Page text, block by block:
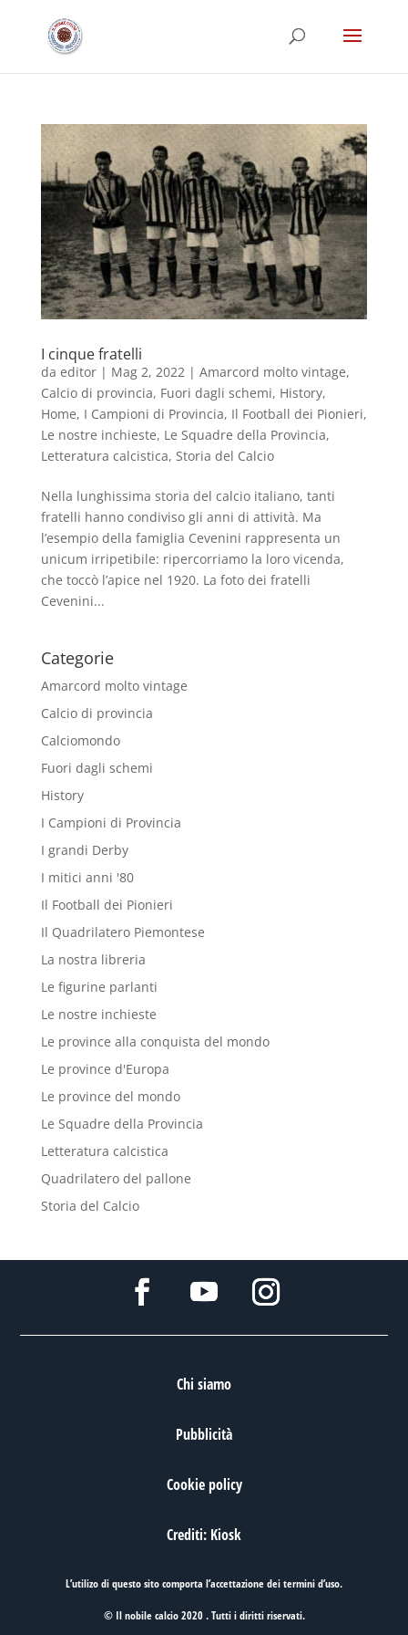
I cinque fratelli
da editor| Mag 2, 2022 | Amarcord molto vintage,
Calcio di provincia, Fuori dagli schemi, History,
Home, I Campioni di Provincia, Il Football dei Pionieri,
Le nostre inchieste, Le Squadre della Provincia,
Letteratura calcistica, Storia del Calcio
Nella lunghissima storia del calcio italiano, tanti
fratelli hanno condiviso gli anni di attività. Ma
l’esempio della famiglia Cevenini rappresenta un
unicum irripetibile: ripercorriamo la loro vicenda,
che toccò l’apice nel 1920. La foto dei fratelli
Cevenini...
Categorie
Amarcord molto vintage
Calcio di provincia
Calciomondo
Fuori dagli schemi
History
I Campioni di Provincia
I grandi Derby
I mitici anni '80
Il Football dei Pionieri
Il Quadrilatero Piemontese
La nostra libreria
Le figurine parlanti
Le nostre inchieste
Le province alla conquista del mondo
Le province d'Europa
Le province del mondo
Le Squadre della Provincia
Letteratura calcistica
Quadrilatero del pallone
Storia del Calcio
Chi siamo
Pubblicità
Cookie policy
Crediti: Kiosk
L’utilizo di questo sito comporta l’accettazione deitermini d’uso.
© Il nobile calcio 2020 . Tutti i diritti riservati.